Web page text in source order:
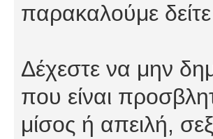
παρακαλούμε
Δέχεστε να μην
που είναι
μίσος ή απειλή,